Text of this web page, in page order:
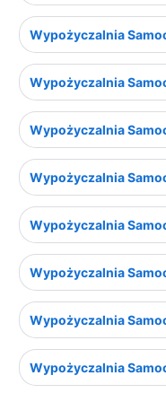
Wypożyczalnia
Wypożyczalnia
Wypożyczalnia
Wypożyczalnia
Wypożyczalnia
Wypożyczalnia
Wypożyczalnia
Wypożyczalnia